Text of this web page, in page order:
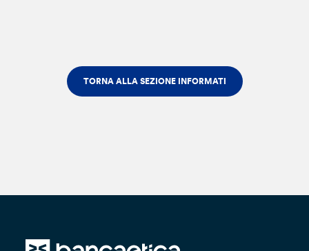
TORNA ALLA SEZIONE INFORMATI